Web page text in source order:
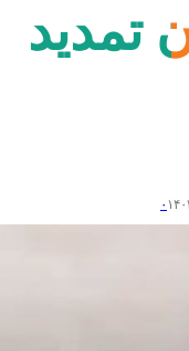
تمدید
۰